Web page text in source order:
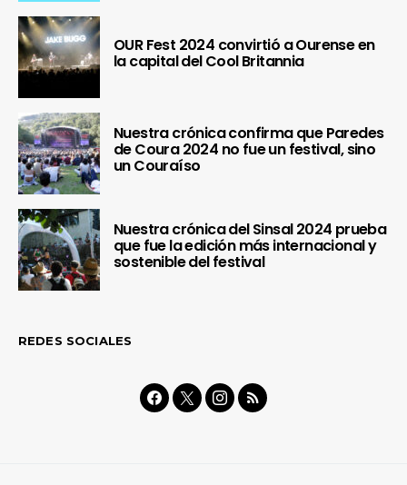
OUR Fest 2024 convirtió a Ourense en
la capital del Cool Britannia
Nuestra crónica confirma que Paredes
de Coura 2024 no fue un festival, sino
un Couraíso
Nuestra crónica del Sinsal 2024 prueba
que fue la edición más internacional y
sostenible del festival
REDES SOCIALES